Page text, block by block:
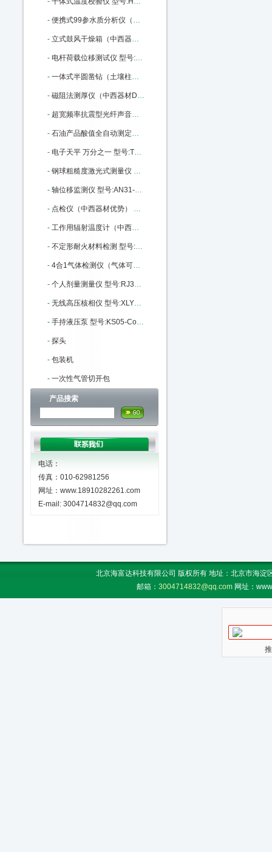
- 便携式99参水质分析仪（中西器材优势） 型号:ZK13-WDC-PC03库号：M316536
- 立式鼓风干燥箱（中西器材） 型号:M157916库号：M157916
- 电杆荷载位移测试仪 型号:WY18-170436库号：M170436
- 一体式半圆凿钻（土壤柱状采样土钻） 型号:BJ7-Y1库号：M175722
- 磁阻法测厚仪（中西器材D优势） 型号:SH24-HCC-18A库号：M179209
- 超宽频率抗震型光纤声音传感器 进口 型号:MKM-2200库号：M314923
- 石油产品酸值全自动测定仪 中西优势 型号:XJ93-ZHSZ601库号：M335894
- 电子天平 万分之一 型号:TT12-FA1204库号：M379173
- 钢球粗糙度激光式测量仪 型号:LY71-CU9505B库号：M385937
- 轴位移监测仪 型号:AN31-VB-Z410库号：M389977
- 点检仪（中西器材优势） 型号:SH24-HY-880库号：M364080
- 工作用辐射温度计（中西器材优势） 型号:SH24-HY-303A库号：M364086
- 不定形耐火材料检测 型号:GY08-GDP-500库号：M367078
- 4合1气体检测仪（气体可选） 型号:ZA01-KP836 CO/NH3/02/EX库号：M404191
- 个人剂量测量仪 型号:RJ31-RJ31-8108库号：M405559
- 无线高压核相仪 型号:XLYF-GH-6603库号：M341389
- 手持液压泵 型号:KS05-ConST131库号：M404593
- 探头
- 包装机
- 一次性气管切开包
产品搜索
电话：
传真：010-62981256
网址：www.18910282261.com
E-mail: 3004714832@qq.com
北京海富达科技有限公司 版权所有 地址：北京市海
邮箱： 3004714832@qq.com 网址：